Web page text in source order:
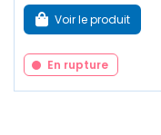
Voir le produit
En rupture